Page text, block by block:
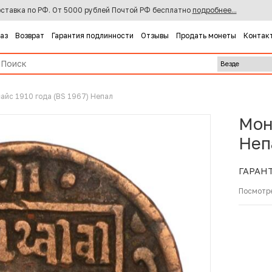
по РФ. От 5000 рублей Почтой РФ бесплатно подробнее...
Возврат Гарантия подлинности Отзывы Продать монеты
1910 года (BS 1967) Непал